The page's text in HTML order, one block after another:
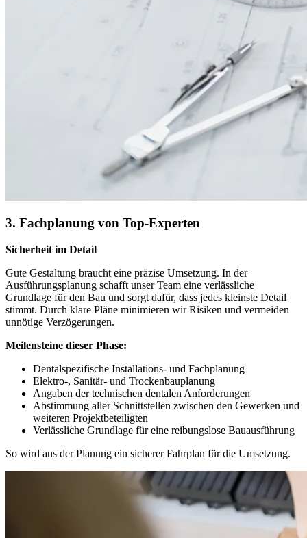
3. Fachplanung von Top-Experten
Sicherheit im Detail
Gute Gestaltung braucht eine präzise Umsetzung. In der
Ausführungsplanung schafft unser Team eine verlässliche
Grundlage für den Bau und sorgt dafür, dass jedes kleinste Detail
stimmt. Durch klare Pläne minimieren wir Risiken und vermeiden
unnötige Verzögerungen.
Meilensteine dieser Phase:
Dentalspezifische Installations- und Fachplanung
Elektro-, Sanitär- und Trockenbauplanung
Angaben der technischen dentalen Anforderungen
Abstimmung aller Schnittstellen zwischen den Gewerken und
weiteren Projektbeteiligten
Verlässliche Grundlage für eine reibungslose Bauausführung
So wird aus der Planung ein sicherer Fahrplan für die Umsetzung.